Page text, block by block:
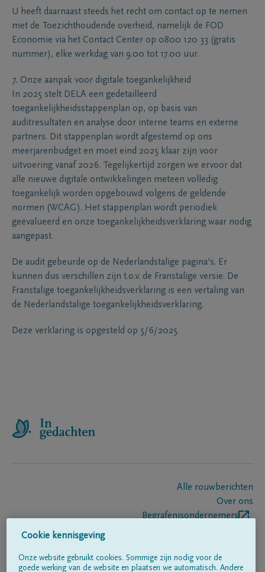
U heeft daarnaast steeds het recht om contact op te nemen
met de Toezichthoudende overheid, namelijk de FOD
Economie via het Contact Center op 0800 120 33 (gratis
nummer), elke werkdag van 9.00 tot 17.00 uur.
7. Onze aanpak voor digitale toegankelijkheid
In 2025 stelt DELA een gedetailleerd
toegankelijkheidsstappenplan op, op basis van
auditresultaten en analyse door interne teams en externe
partners. Dit stappenplan wordt afgestemd op ons
meerjarenbudget en moet eind 2025 klaar zijn voor
uitvoering vanaf 2026. Tegelijkertijd zorgen we ervoor dat
alle nieuwe digitale ontwikkelingen meteen volledig
toegankelijk worden opgebouwd volgens de geldende
normen (WCAG). Het stappenplan wordt periodiek
geëvalueerd en onze toegankelijkheidsverklaring waar nodig
aangepast.
De audit gebeurde op de Nederlandstalige pagina's. Er
kunnen dus verschillen zijn t.o.v. de Franstalige versie. De
Franstalige toegankelijkheidsverklaring is een vertaling van
de Nederlandstalige toegankelijkheidsverklaring.
Deze verklaring is opgesteld op 5/6/2025.
Alle rouwberichten
Over ons
Begrafenisondernemers
Cookie kennisgeving
Onze website gebruikt cookies. Sommige zijn nodig voor de
goede werking van de website en plaatsen we automatisch. Andere